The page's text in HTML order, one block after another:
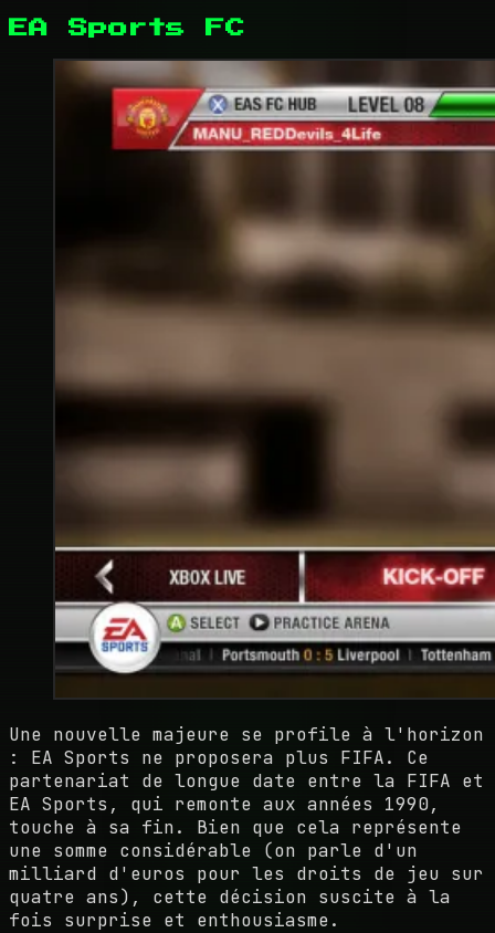
EA Sports FC
Une nouvelle majeure se profile à l'horizon
: EA Sports ne proposera plus FIFA. Ce
partenariat de longue date entre la FIFA et
EA Sports, qui remonte aux années 1990,
touche à sa fin. Bien que cela représente
une somme considérable (on parle d'un
milliard d'euros pour les droits de jeu sur
quatre ans), cette décision suscite à la
fois surprise et enthousiasme.